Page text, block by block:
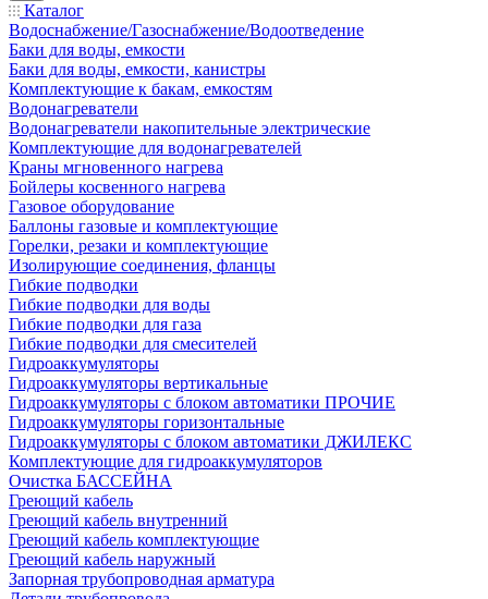
Каталог
Водоснабжение/Газоснабжение/Водоотведение
Баки для воды, емкости
Баки для воды, емкости, канистры
Комплектующие к бакам, емкостям
Водонагреватели
Водонагреватели накопительные электрические
Комплектующие для водонагревателей
Краны мгновенного нагрева
Бойлеры косвенного нагрева
Газовое оборудование
Баллоны газовые и комплектующие
Горелки, резаки и комплектующие
Изолирующие соединения, фланцы
Гибкие подводки
Гибкие подводки для воды
Гибкие подводки для газа
Гибкие подводки для смесителей
Гидроаккумуляторы
Гидроаккумуляторы вертикальные
Гидроаккумуляторы с блоком автоматики ПРОЧИЕ
Гидроаккумуляторы горизонтальные
Гидроаккумуляторы с блоком автоматики ДЖИЛЕКС
Комплектующие для гидроаккумуляторов
Очистка БАССЕЙНА
Греющий кабель
Греющий кабель внутренний
Греющий кабель комплектующие
Греющий кабель наружный
Запорная трубопроводная арматура